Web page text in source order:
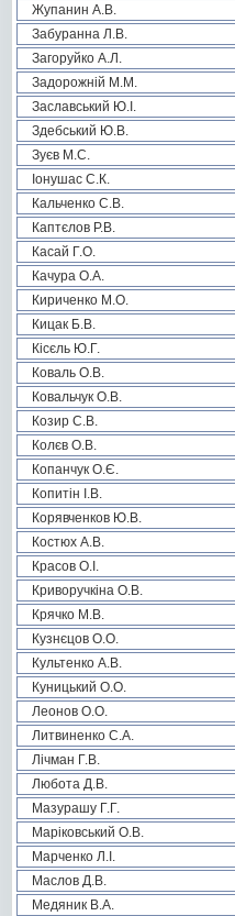
Жупанин А.В.
Забуранна Л.В.
Загоруйко А.Л.
Задорожній М.М.
Заславський Ю.І.
Здебський Ю.В.
Зуєв М.С.
Іонушас С.К.
Кальченко С.В.
Каптєлов Р.В.
Касай Г.О.
Качура О.А.
Кириченко М.О.
Кицак Б.В.
Кісєль Ю.Г.
Коваль О.В.
Ковальчук О.В.
Козир С.В.
Колєв О.В.
Копанчук О.Є.
Копитін І.В.
Корявченков Ю.В.
Костюх А.В.
Красов О.І.
Криворучкіна О.В.
Крячко М.В.
Кузнєцов О.О.
Культенко А.В.
Куницький О.О.
Леонов О.О.
Литвиненко С.А.
Лічман Г.В.
Любота Д.В.
Мазурашу Г.Г.
Маріковський О.В.
Марченко Л.І.
Маслов Д.В.
Медяник В.А.